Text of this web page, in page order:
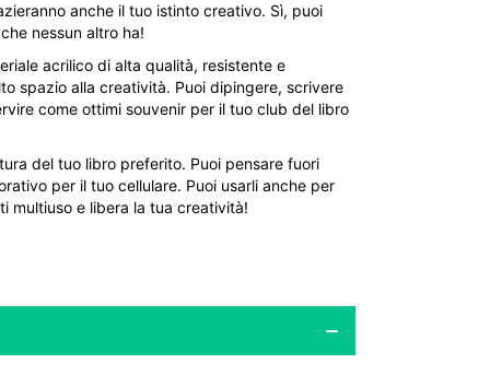
anche il tuo istinto creativo. Sì, puoi
nessun altro ha!
acrilico di alta qualità, resistente e
spazio alla creatività. Puoi dipingere, scrivere
come ottimi souvenir per il tuo club del libro
del tuo libro preferito. Puoi pensare fuori
per il tuo cellulare. Puoi usarli anche per
multiuso e libera la tua creatività!